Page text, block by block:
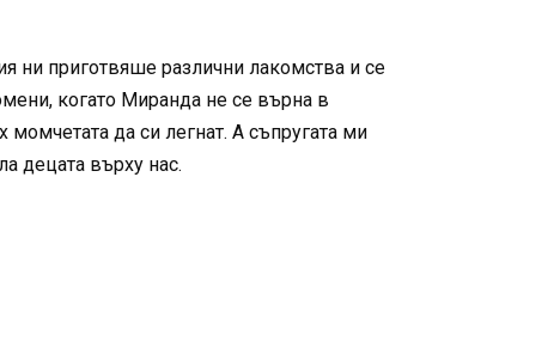
ни приготвяше различни лакомства и се
когато Миранда не се върна в
да си легнат. А съпругата ми
децата върху нас.